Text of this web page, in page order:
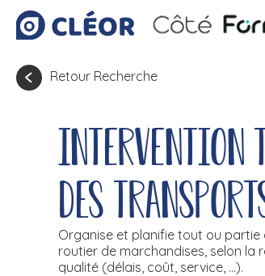
Retour Recherche
Intervention
des
Organise et planifie tout ou
routier de marchandises, selon la
qualité (délais, coût, service, ...).